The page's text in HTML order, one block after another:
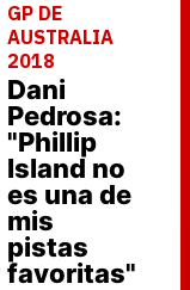
GP DE
AUSTRALIA
2018
Dani
Pedrosa:
"Phillip
Island no
es una de
mis
pistas
favoritas"